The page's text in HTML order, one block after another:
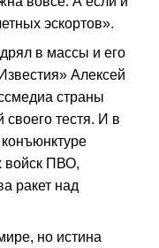
эскортов».
в массы и его
Алексей
страны
своего тестя. И в
войск ПВО,
ракет над
но истина